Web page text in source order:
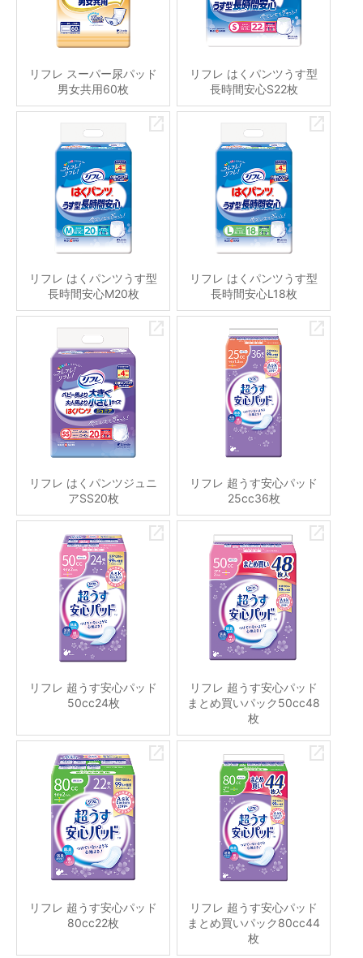
リフレ スーパー尿パッド
男女共用60枚
リフレ はくパンツうす型
長時間安心S22枚
リフレ はくパンツうす型
長時間安心M20枚
リフレ はくパンツうす型
長時間安心L18枚
リフレ はくパンツジュニ
アSS20枚
リフレ 超うす安心パッド
25cc36枚
リフレ 超うす安心パッド
50cc24枚
リフレ 超うす安心パッド
まとめ買いパック50cc48
枚
リフレ 超うす安心パッド
80cc22枚
リフレ 超うす安心パッド
まとめ買いパック80cc44
枚